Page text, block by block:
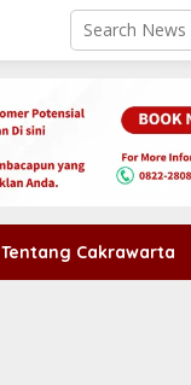
Tentang Cakrawarta